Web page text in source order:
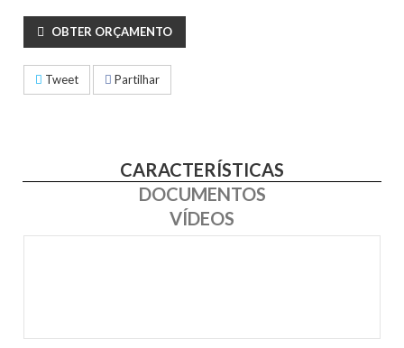
OBTER ORÇAMENTO
Tweet Partilhar
CARACTERÍSTICAS
DOCUMENTOS
VÍDEOS